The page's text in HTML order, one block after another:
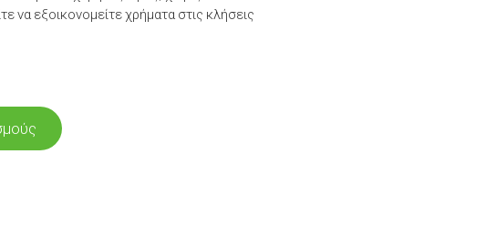
εξοικονομείτε χρήματα στις κλήσεις